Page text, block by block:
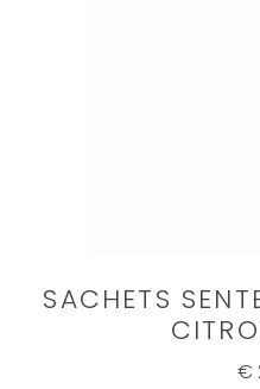
SACHETS
€